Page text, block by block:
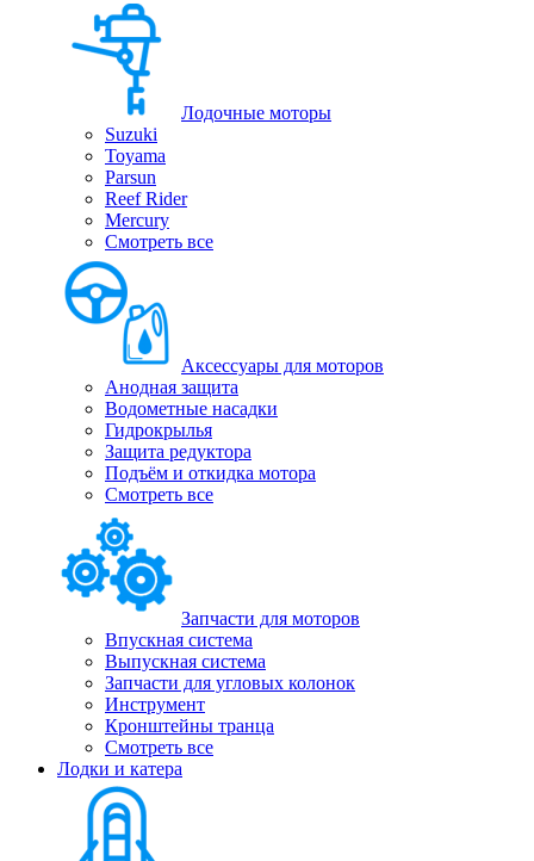
Лодочные моторы
Suzuki
Toyama
Parsun
Reef Rider
Mercury
Смотреть все
Аксессуары для моторов
Анодная защита
Водометные насадки
Гидрокрылья
Защита редуктора
Подъём и откидка мотора
Смотреть все
Запчасти для моторов
Впускная система
Выпускная система
Запчасти для угловых колонок
Инструмент
Кронштейны транца
Смотреть все
Лодки и катера